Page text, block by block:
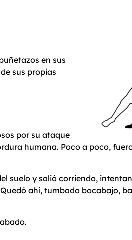
en sus
sus propias
por su ataque
humana. Poco a poco,
suelo y salió corriendo,
ahí, tumbado bocabajo,